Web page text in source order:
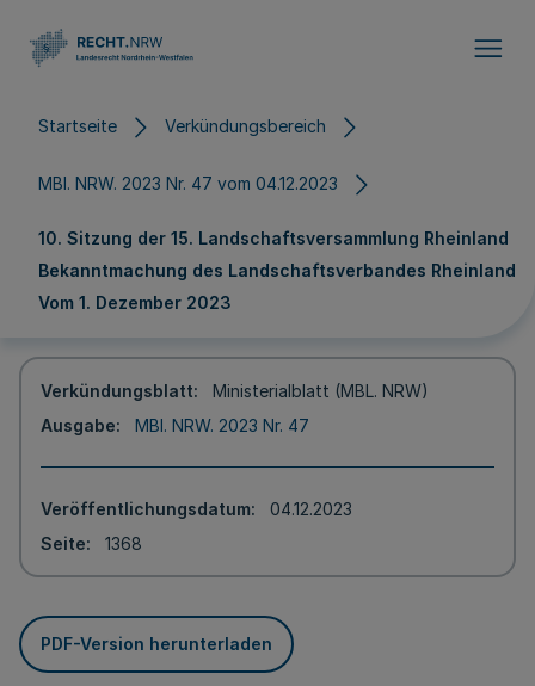
Startseite Verkündungsbereich
MBl. NRW. 2023 Nr. 47 vom 04.12.2023
10. Sitzung der 15. Landschaftsversammlung Rheinland
Bekanntmachung des Landschaftsverbandes Rheinland
Vom 1. Dezember 2023
Verkündungsblatt
Ministerialblatt (MBL. NRW)
Ausgabe
MBl. NRW. 2023 Nr. 47
Veröffentlichungsdatum
04.12.2023
Seite
1368
PDF-Version herunterladen